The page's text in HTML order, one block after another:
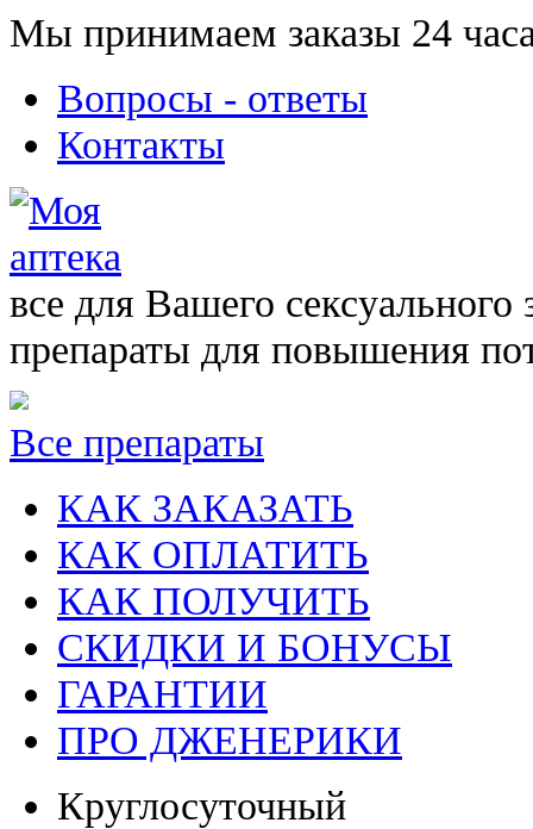
Мы принимаем заказы 24
Вопросы - ответы
Контакты
все для Вашего сексуального
препараты для повышения
Все препараты
КАК ЗАКАЗАТЬ
КАК ОПЛАТИТЬ
КАК ПОЛУЧИТЬ
СКИДКИ И БОНУСЫ
ГАРАНТИИ
ПРО ДЖЕНЕРИКИ
Круглосуточный